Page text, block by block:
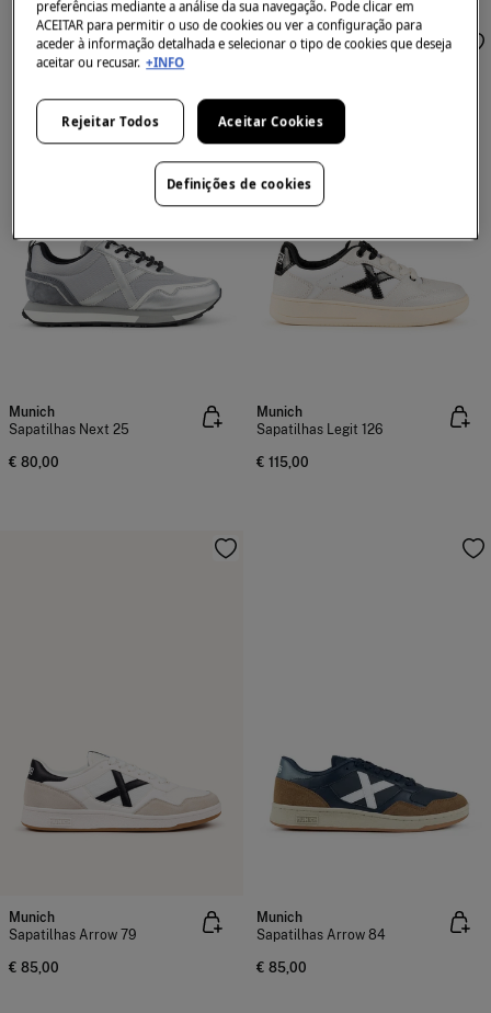
Munich
Sapatilhas Next 25
€ 80,00
Munich
Sapatilhas Legit 126
€ 115,00
Munich
Sapatilhas Arrow 79
€ 85,00
Munich
Sapatilhas Arrow 84
€ 85,00
preferências mediante a análise da sua navegação. Pode clicar em
ACEITAR para permitir o uso de cookies ou ver a configuração para
aceder à informação detalhada e selecionar o tipo de cookies que deseja
aceitar ou recusar. +INFO
Rejeitar Todos Aceitar Cookies
Definições de cookies